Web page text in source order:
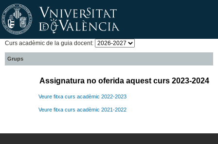
Curs acadèmic de la guia docent:
Grups
Assignatura no oferida aquest curs 2023-2024
Veure fitxa curs acadèmic 2022-2023
Veure fitxa curs acadèmic 2021-2022